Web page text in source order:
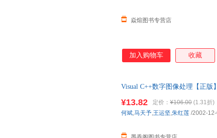
焱煊图书专营店
加入购物车 收藏
Visual C++数字图像处理【正
¥13.82 定价： ¥106.00 (1.31折)
何斌,马天予,王运坚,朱红莲 /2002-